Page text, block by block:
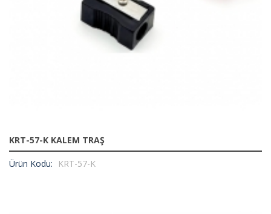
KRT-57-K KALEM TRAŞ
Ürün Kodu: KRT-57-K